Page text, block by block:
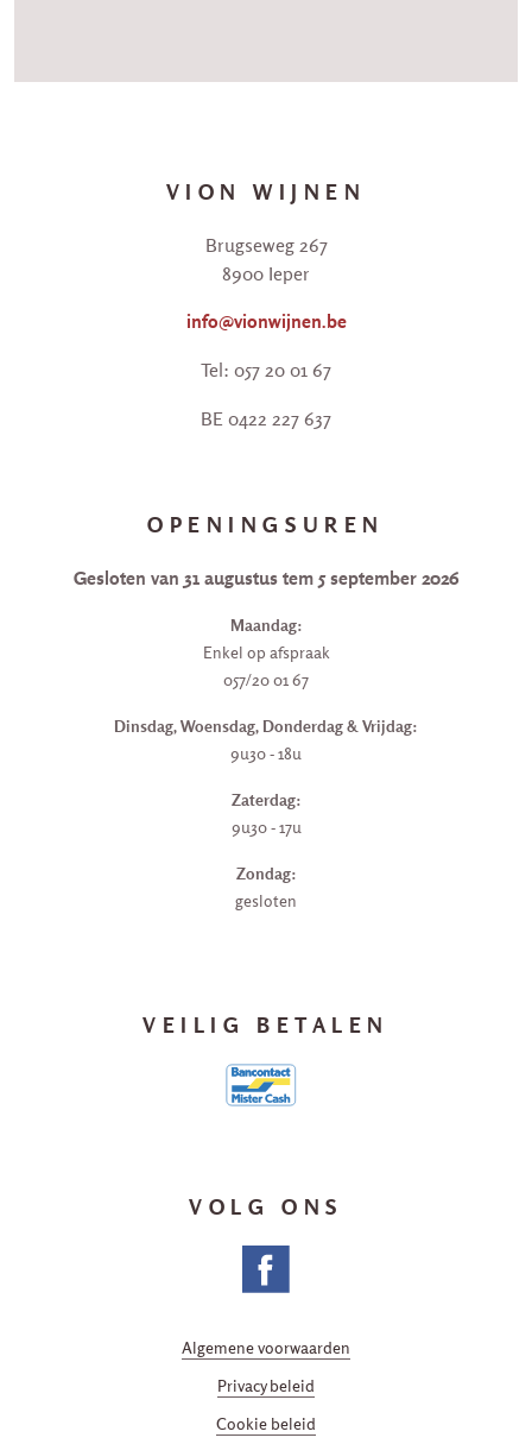
VION WIJNEN
Brugseweg 267
8900 Ieper
info@vionwijnen.be
Tel: 057 20 01 67
BE 0422 227 637
OPENINGSUREN
Gesloten van 31 augustus tem 5 september 2026
Maandag:
Enkel op afspraak
057/20 01 67
Dinsdag, Woensdag, Donderdag & Vrijdag:
9u30 - 18u
Zaterdag:
9u30 - 17u
Zondag:
gesloten
VEILIG BETALEN
VOLG ONS
Algemene voorwaarden
Privacy beleid
Cookie beleid